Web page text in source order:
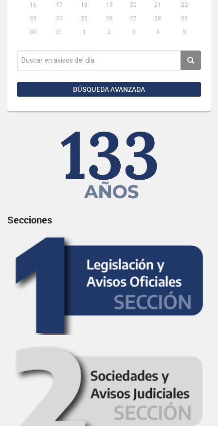
16
17 18 19 20 21
22
23
24 25 26 27 28
29
30
31 1 2 3 4 5
BÚSQUEDA AVANZADA
Secciones